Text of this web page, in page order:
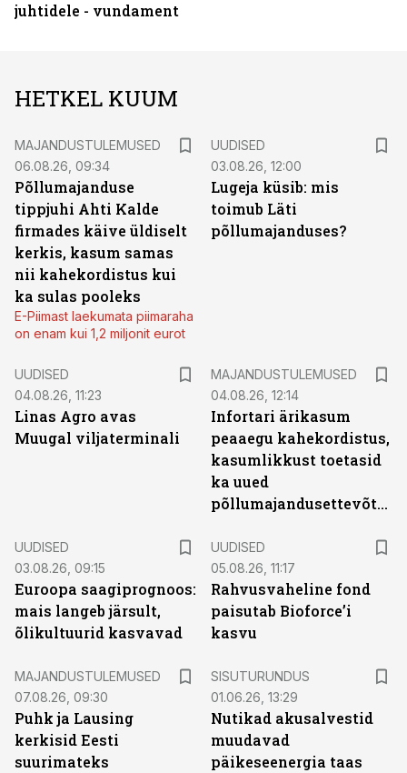
juhtidele - vundament
HETKEL KUUM
MAJANDUSTULEMUSED
06.08.26, 09:34
Põllumajanduse
tippjuhi Ahti Kalde
firmades käive üldiselt
kerkis, kasum samas
nii kahekordistus kui
ka sulas pooleks
E-Piimast laekumata piimaraha
on enam kui 1,2 miljonit eurot
UUDISED
03.08.26, 12:00
Lugeja küsib: mis
toimub Läti
põllumajanduses?
UUDISED
04.08.26, 11:23
Linas Agro avas
Muugal viljaterminali
MAJANDUSTULEMUSED
04.08.26, 12:14
Infortari ärikasum
peaaegu kahekordistus,
kasumlikkust toetasid
ka uued
põllumajandusettevõtted
UUDISED
03.08.26, 09:15
Euroopa saagiprognoos:
mais langeb järsult,
õlikultuurid kasvavad
UUDISED
05.08.26, 11:17
Rahvusvaheline fond
paisutab Bioforce’i
kasvu
MAJANDUSTULEMUSED
07.08.26, 09:30
Puhk ja Lausing
kerkisid Eesti
suurimateks
SISUTURUNDUS
01.06.26, 13:29
Nutikad akusalvestid
muudavad
päikeseenergia taas